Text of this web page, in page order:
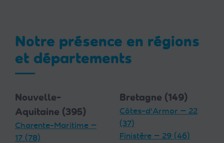
Notre présence en régions
et départements
Nouvelle-
Aquitaine (395)
Charente-Maritime —
17 (78)
Bretagne (149)
Côtes-d'Armor — 22
(37)
Finistère — 29 (46)